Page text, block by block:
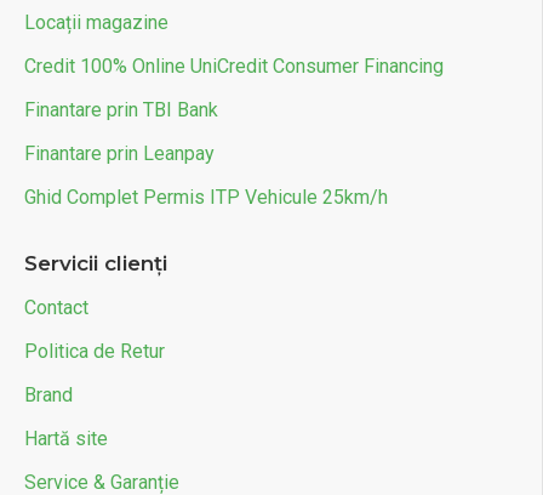
Locații magazine
Credit 100% Online UniCredit Consumer Financing
Finantare prin TBI Bank
Finantare prin Leanpay
Ghid Complet Permis ITP Vehicule 25km/h
Servicii clienți
Contact
Politica de Retur
Brand
Hartă site
Service & Garanție